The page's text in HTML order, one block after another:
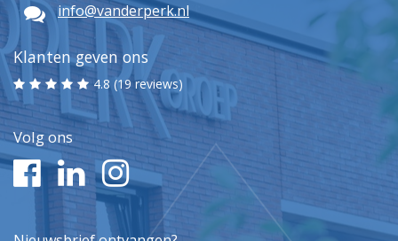
info@vanderperk.nl
Klanten geven ons
4.8 (19 reviews)
Volg ons